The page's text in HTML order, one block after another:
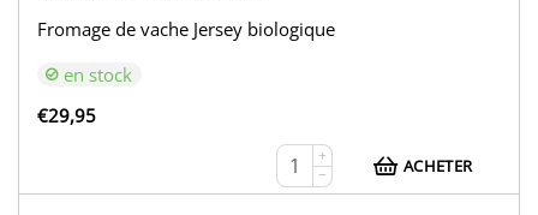
Fromage de vache Jersey biologique
en stock
€29,95
+
−
ACHETER